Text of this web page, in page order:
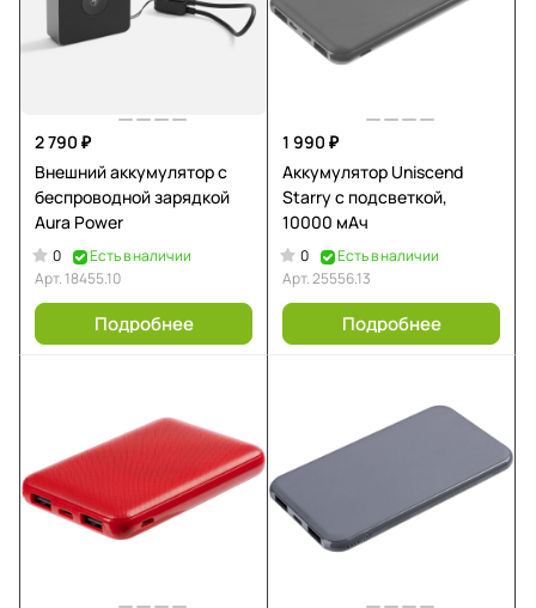
2 790 ₽
Внешний аккумулятор с
беспроводной зарядкой
Aura Power
0
Есть в наличии
Арт. 18455.10
Подробнее
1 990 ₽
Аккумулятор Uniscend
Starry с подсветкой,
10000 мАч
0
Есть в наличии
Арт.25556.13
Подробнее